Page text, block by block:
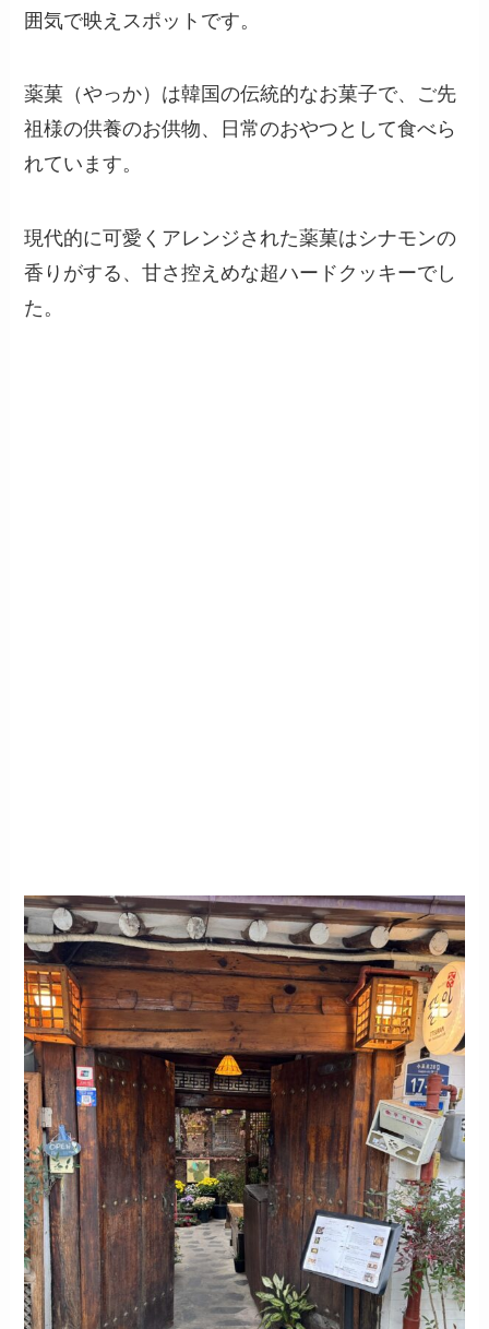
囲気で映えスポットです。
薬菓（やっか）は韓国の伝統的なお菓子で、ご先
祖様の供養のお供物、日常のおやつとして食べら
れています。
現代的に可愛くアレンジされた薬菓はシナモンの
香りがする、甘さ控えめな超ハードクッキーでし
た。